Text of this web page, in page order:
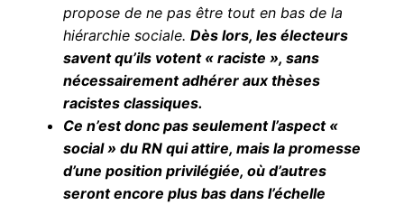
propose de ne pas être tout en bas de la
hiérarchie sociale.Dès lors, les électeurs
savent qu’ils votent « raciste », sans
nécessairement adhérer aux thèses
racistes classiques.
Ce n’est donc pas seulement l’aspect «
social » du RN qui attire, mais la promesse
d’une position privilégiée, où d’autres
seront encore plus bas dans l’échelle